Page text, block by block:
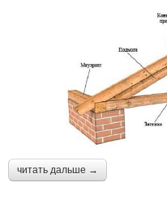
читать дальше →